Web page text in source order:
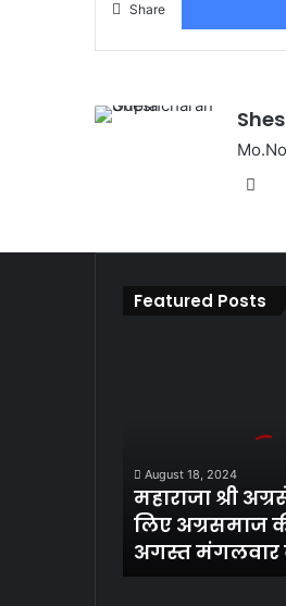
Share
Featured Posts
अग्रसमाज
की
बैठक
20
अगस्त
August 18, 2024
महाराजा श्री
लिए अग्रसमाज
अगस्त मंगलवार